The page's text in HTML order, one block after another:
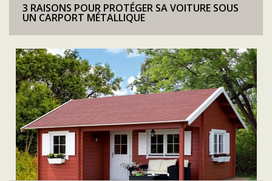
3 RAISONS POUR PROTÉGER SA VOITURE SOUS
UN CARPORT MÉTALLIQUE